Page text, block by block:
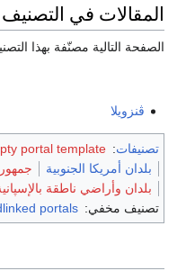
المقالات في التصنيف
الصفحة التالية مصنّفة بهذا
ڤنزويلا
تصنيفات:
portal template
بلدان أمريكا الجنوبية
بلدان وأراضي ناطقة
تصنيف مخفي: portals